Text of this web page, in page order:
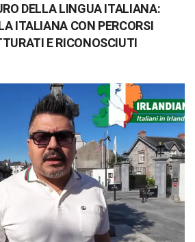
DELLA LINGUA ITALIANA:
ITALIANA CON PERCORSI
E RICONOSCIUTI